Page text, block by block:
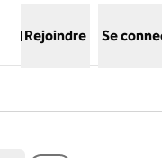
Rejoindre Se